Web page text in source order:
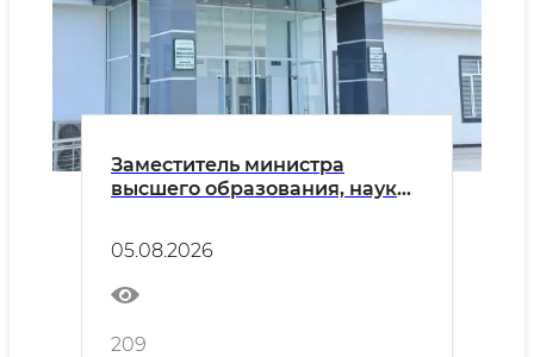
Заместитель министра
высшего образования, науки
посетил Наманганский
государственный
университет.
05.08.2026
209